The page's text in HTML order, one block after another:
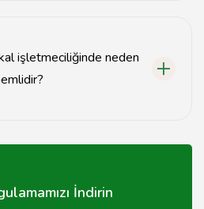
işletmeciliğinde neden
için kritik öneme sahiptir.
İndirin